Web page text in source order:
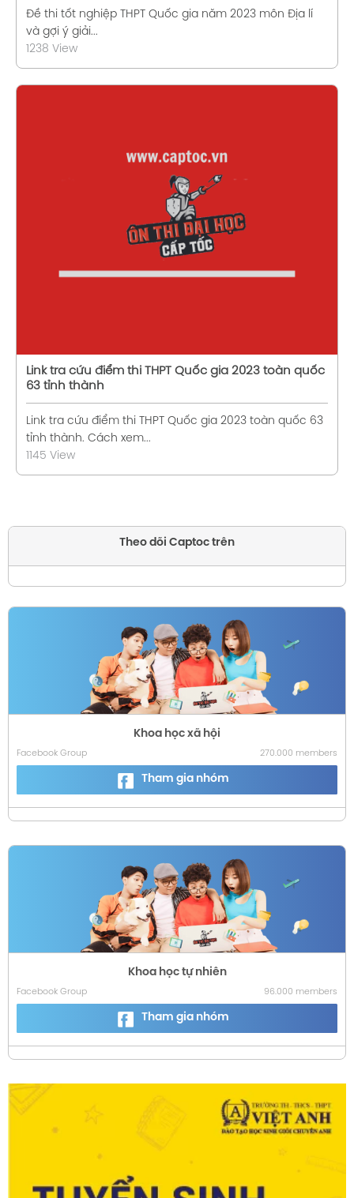
Đề thi tốt nghiệp THPT Quốc gia năm 2023 môn Địa lí
và gợi ý giải...
1238 View
Xem chi tiết
Link tra cứu điểm thi THPT Quốc gia 2023 toàn quốc
63 tỉnh thành
Link tra cứu điểm thi THPT Quốc gia 2023 toàn quốc 63
tỉnh thành. Cách xem...
1145 View
Theo dõi Captoc trên
Khoa học xã hội
Facebook Group 270.000 members
Tham gia nhóm
Khoa học tự nhiên
Facebook Group 96.000 members
Tham gia nhóm